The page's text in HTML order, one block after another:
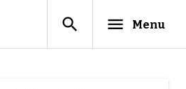
search menu Menu